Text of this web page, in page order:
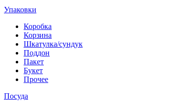
Упаковки
Коробка
Корзина
Шкатулка/сундук
Поддон
Пакет
Букет
Прочее
Посуда